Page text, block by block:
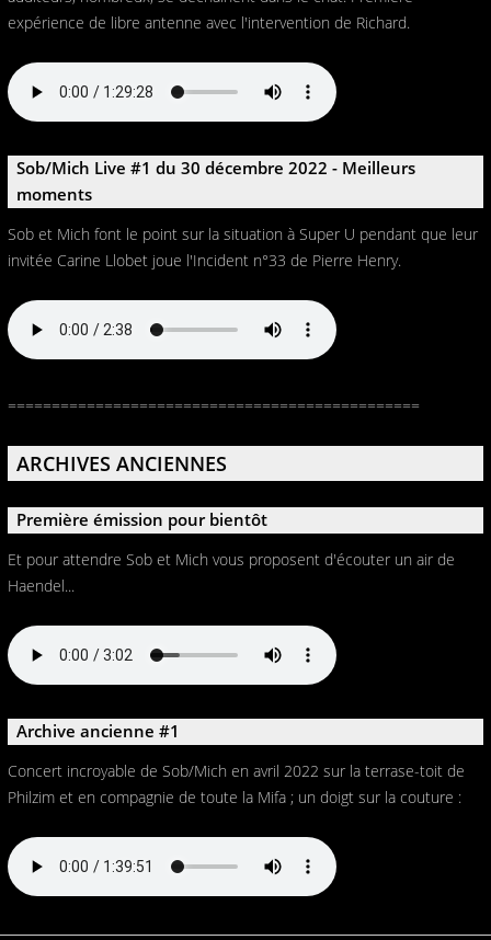
expérience de libre antenne avec l'intervention de Richard.
Sob/Mich Live #1 du 30 décembre 2022 - Meilleurs
moments
Sob et Mich font le point sur la situation à Super U pendant que leur
invitée Carine Llobet joue l'Incident n°33 de Pierre Henry.
===============================================
ARCHIVES ANCIENNES
Première émission pour bientôt
Et pour attendre Sob et Mich vous proposent d'écouter un air de
Haendel...
Archive ancienne #1
Concert incroyable de Sob/Mich en avril 2022 sur la terrase-toit de
Philzim et en compagnie de toute la Mifa ; un doigt sur la couture :